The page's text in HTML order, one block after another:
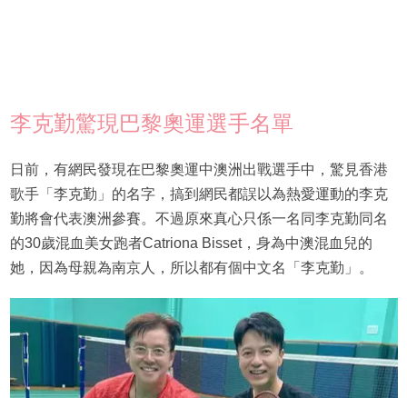
李克勤驚現巴黎奧運選手名單
日前，有網民發現在巴黎奧運中澳洲出戰選手中，驚見香港
歌手「李克勤」的名字，搞到網民都誤以為熱愛運動的李克
勤將會代表澳洲參賽。不過原來真心只係一名同李克勤同名
的30歲混血美女跑者Catriona Bisset，身為中澳混血兒的
她，因為母親為南京人，所以都有個中文名「李克勤」。